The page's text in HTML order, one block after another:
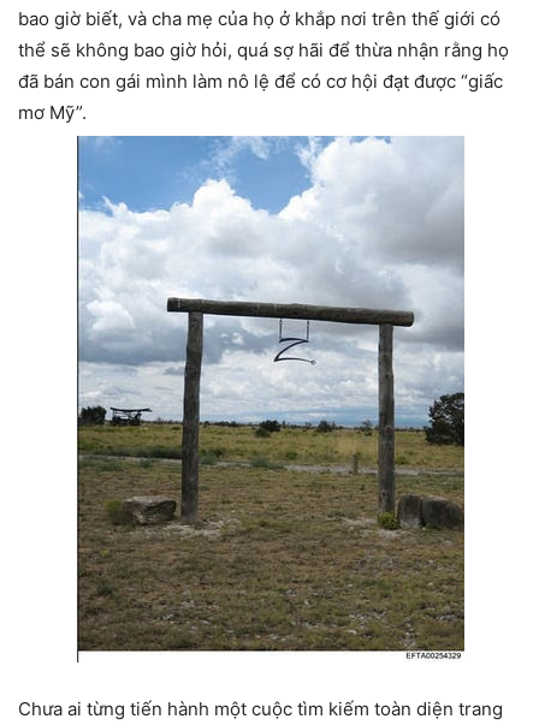
bao giờ biết, và cha mẹ của họ ở khắp nơi trên thế giới có
thể sẽ không bao giờ hỏi, quá sợ hãi để thừa nhận rằng họ
đã bán con gái mình làm nô lệ để có cơ hội đạt được “giấc
mơ Mỹ”.
Chưa ai từng tiến hành một cuộc tìm kiếm toàn diện trang